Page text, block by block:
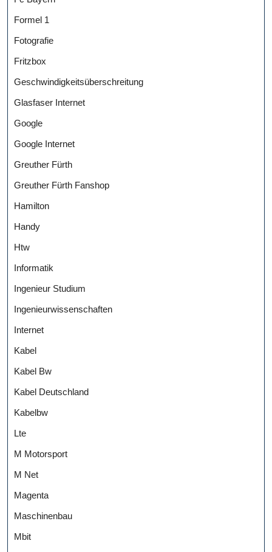
Formel 1
Fotografie
Fritzbox
Geschwindigkeitsüberschreitung
Glasfaser Internet
Google
Google Internet
Greuther Fürth
Greuther Fürth Fanshop
Hamilton
Handy
Htw
Informatik
Ingenieur Studium
Ingenieurwissenschaften
Internet
Kabel
Kabel Bw
Kabel Deutschland
Kabelbw
Lte
M Motorsport
M Net
Magenta
Maschinenbau
Mbit